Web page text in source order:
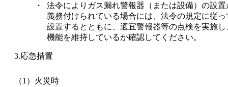
・
法令によりガス漏れ警報器（または設備）の設置
義務付けられている場合には、法令の規定に従っ
設置するとともに、適宜警報器等の点検を実施し
機能を維持しているか確認してください。
3.応急措置
（1）火災時